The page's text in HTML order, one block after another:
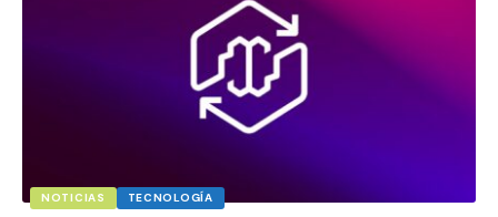
NOTICIAS TECNOLOGÍA